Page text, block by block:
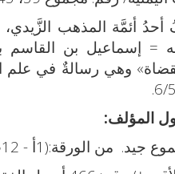
المذهب الزَّيدي، بويعَ له سنة 593هـ =
وهي رسالةٌ في علم
المؤلف:
من الورقة:(1أ - 12ب).